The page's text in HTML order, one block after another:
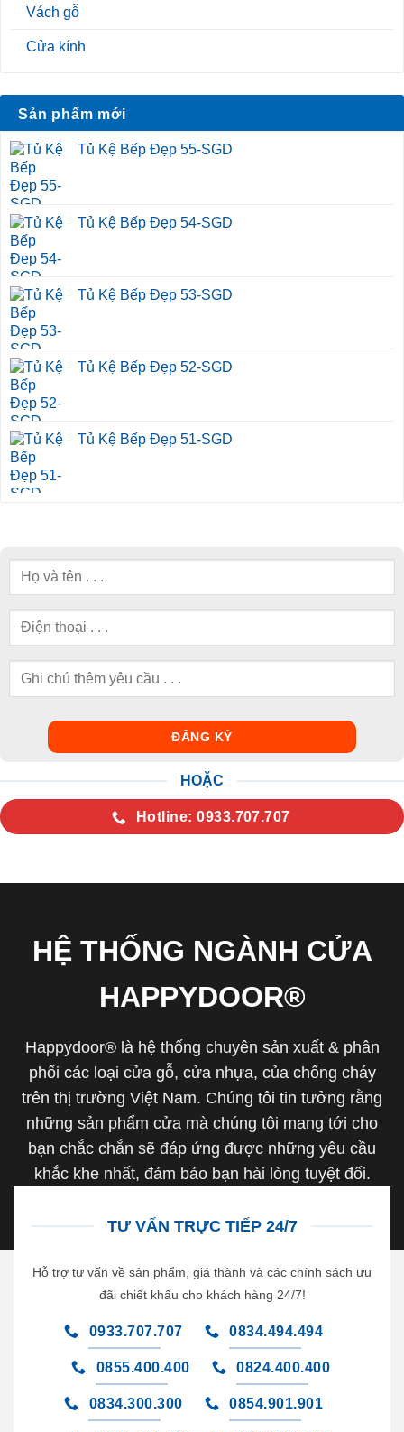
Vách gỗ
Cửa kính
Sản phẩm mới
Tủ Kệ Bếp Đẹp 55-SGD
Tủ Kệ Bếp Đẹp 54-SGD
Tủ Kệ Bếp Đẹp 53-SGD
Tủ Kệ Bếp Đẹp 52-SGD
Tủ Kệ Bếp Đẹp 51-SGD
HOẶC
Hotline: 0933.707.707
HỆ THỐNG NGÀNH CỬA
HAPPYDOOR®
Happydoor® là hệ thống chuyên sản xuất & phân
phối các loại cửa gỗ, cửa nhựa, của chống cháy
trên thị trường Việt Nam. Chúng tôi tin tưởng rằng
những sản phẩm cửa mà chúng tôi mang tới cho
bạn chắc chắn sẽ đáp ứng được những yêu cầu
khắc khe nhất, đảm bảo bạn hài lòng tuyệt đối.
TƯ VẤN TRỰC TIẾP 24/7
Hỗ trợ tư vấn về sản phẩm, giá thành và các chính sách ưu
đãi chiết khấu cho khách hàng 24/7!
0933.707.707 0834.494.494
0855.400.400 0824.400.400
0834.300.300 0854.901.901